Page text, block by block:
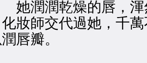
潤潤乾燥的唇，渾
妝師交代過她，千
唇瓣。